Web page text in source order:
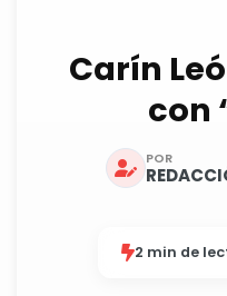
Carín
con
POR
2 min de